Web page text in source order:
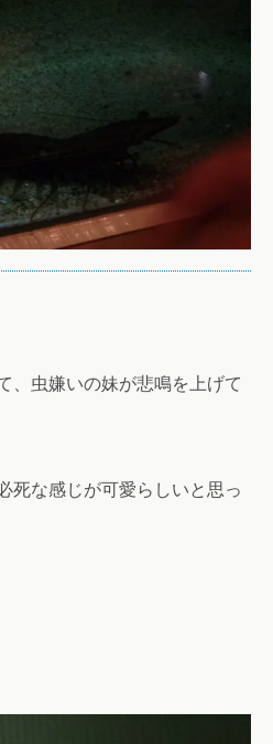
、虫嫌いの妹が悲鳴を上げて
死な感じが可愛らしいと思っ